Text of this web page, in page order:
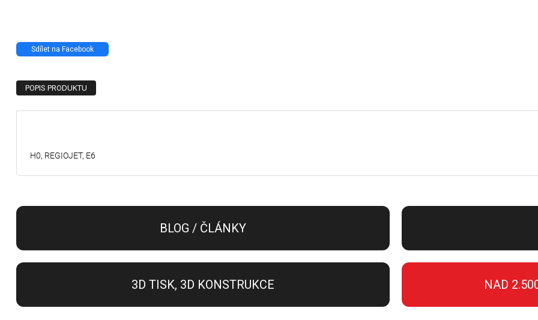
Sdílet na Facebook
POPIS PRODUKTU
H0, REGIOJET, E6
BLOG / ČLÁNKY
3D TISK, 3D KONSTRUKCE NAD